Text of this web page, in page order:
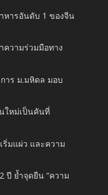
หารอันดับ 1 ของจีน
ความร่วมมือทาง
าร ม.มหิดล มอบ
ใหม่เป็นคันที่
ริ่มแผ่ว และความ
ปี ย้ำจุดยืน “ความ